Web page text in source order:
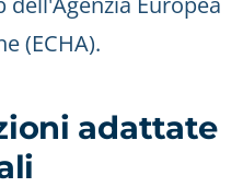
(ECHA).
adattate